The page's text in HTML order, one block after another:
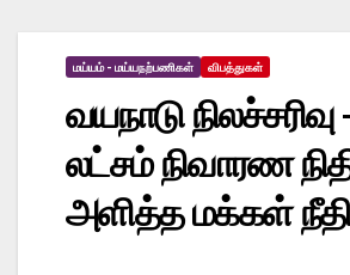
மய்யம் - மய்யநற்பணிகள் விபத்துகள்
வயநாடு நிலச்சரிவு
லட்சம் நிவாரண
அளித்த மக்கள்